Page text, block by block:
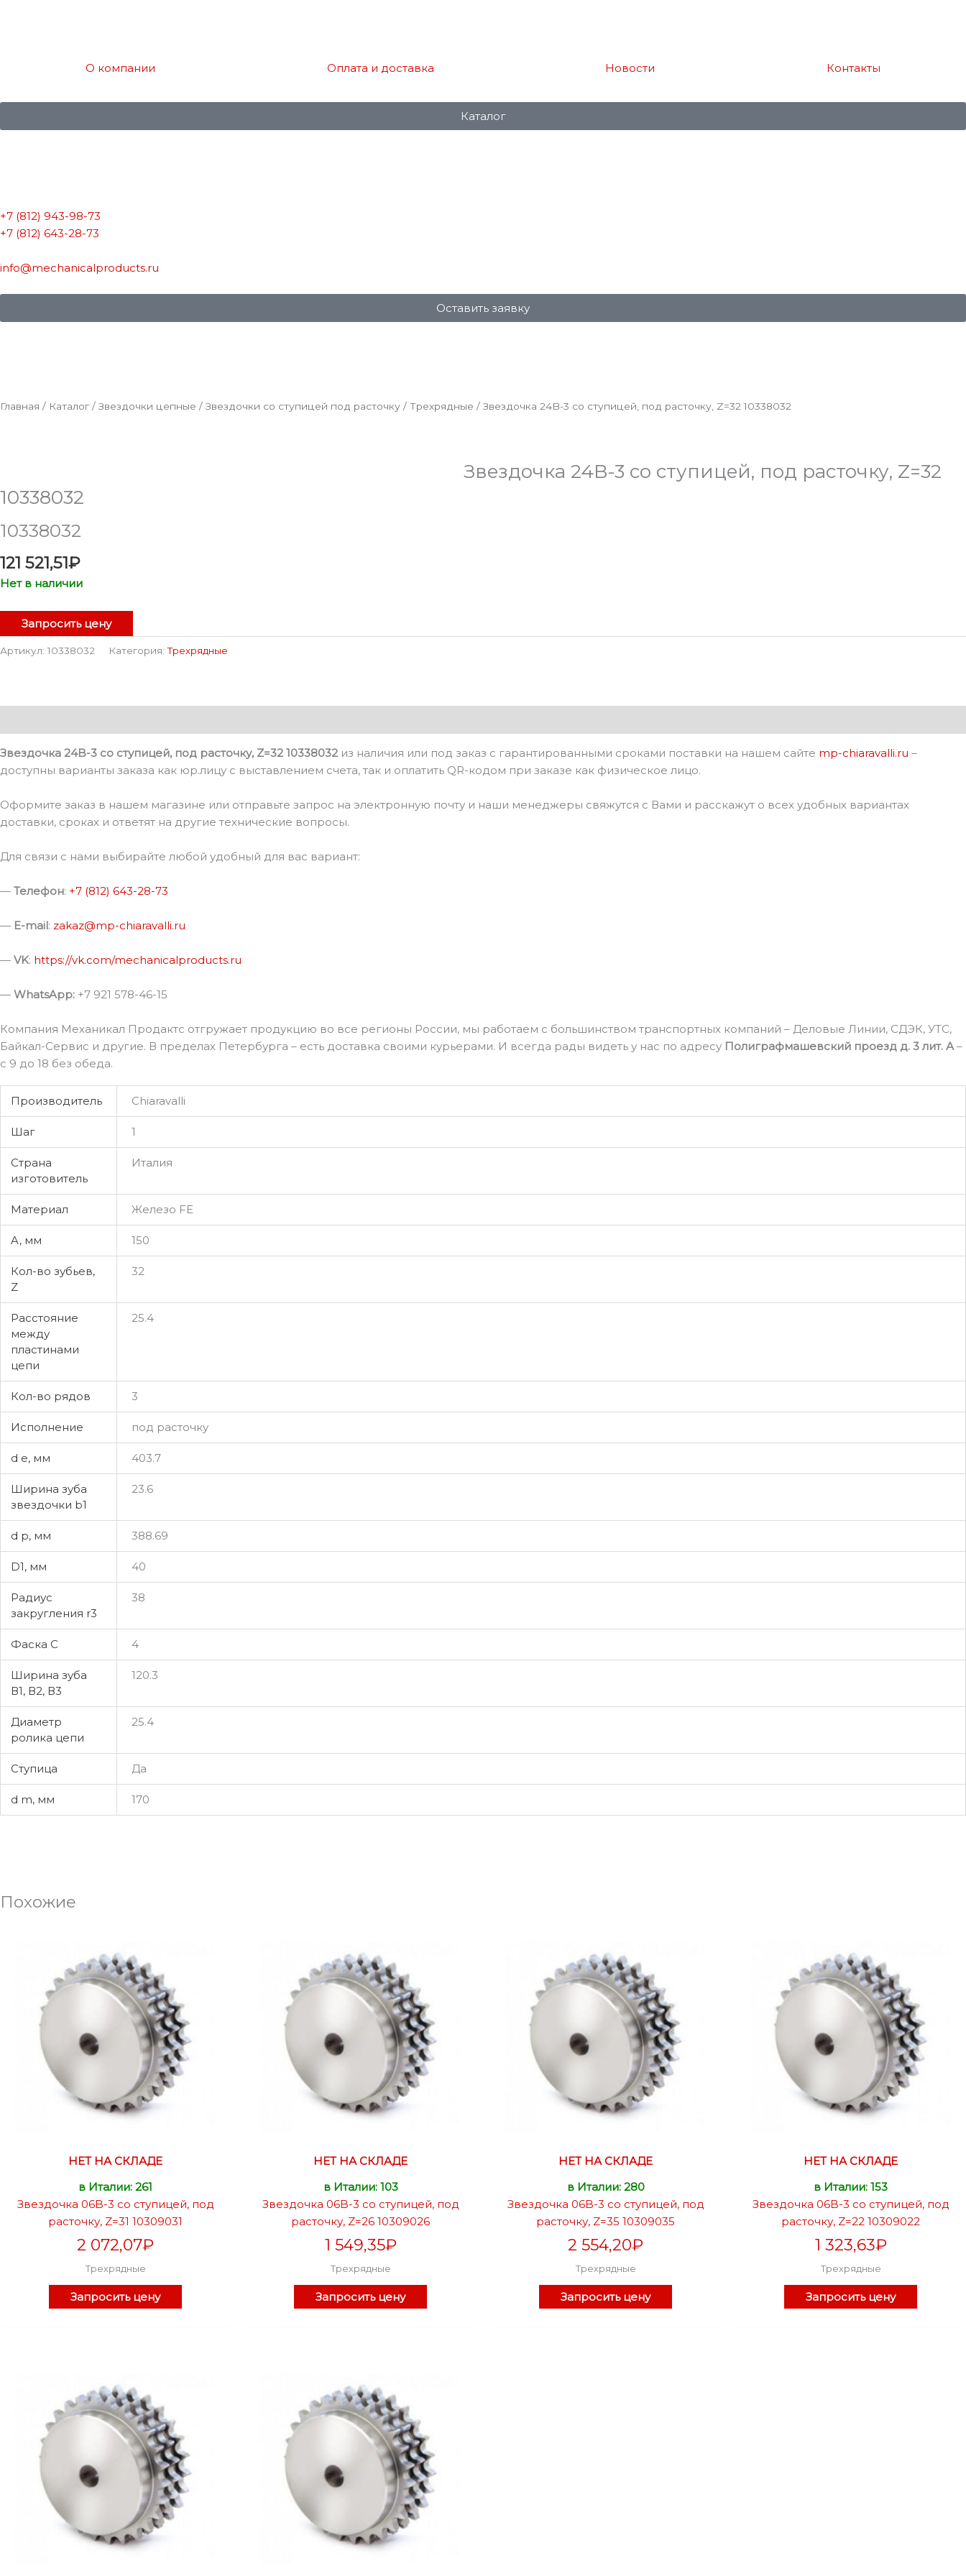
О компании
Оплата и доставка Новости Контакты
Каталог
+7 (812) 943-98-73
+7 (812) 643-28-73
info@mechanicalproducts.ru
Оставить заявку
Главная / Каталог / Звездочки цепные / Звездочки со ступицей под расточку / Трехрядные / Звездочка 24B-3 со ступицей, под расточку, Z=32 10338032
Звездочка 24B-3 со ступицей, под расточку, Z=32
10338032
10338032
121 521,51₽
Нет в наличии
Запросить цену
Артикул: 10338032 Категория:Трехрядные
Звездочка 24B-3 со ступицей, под расточку, Z=32 10338032 из наличия или под заказ с гарантированными сроками поставки на нашем сайте mp-chiaravalli.ru –
доступны варианты заказа как юр.лицу с выставлением счета, так и оплатить QR-кодом при заказе как физическое лицо.
Оформите заказ в нашем магазине или отправьте запрос на электронную почту и наши менеджеры свяжутся с Вами и расскажут о всех удобных вариантах
доставки, сроках и ответят на другие технические вопросы.
Для связи с нами выбирайте любой удобный для вас вариант:
— Телефон: +7 (812) 643-28-73
— E-mail: zakaz@mp-chiaravalli.ru
— VK: https://vk.com/mechanicalproducts.ru
— WhatsApp: +7 921 578-46-15
Компания Механикал Продактс отгружает продукцию во все регионы России, мы работаем с большинством транспортных компаний – Деловые Линии, СДЭК, УТС,
Байкал-Сервис и другие. В пределах Петербурга – есть доставка своими курьерами. И всегда рады видеть у нас по адресу Полиграфмашевский проезд д. 3 лит. А –
с 9 до 18 без обеда.
Производитель Chiaravalli
Шаг 1
Страна
изготовитель
Италия
Материал Железо FE
A, мм 150
Кол-во зубьев,
Z
32
Расстояние
между
пластинами
цепи
25.4
Кол-во рядов 3
Исполнение под расточку
d e, мм 403.7
Ширина зуба
звездочки b1
23.6
d p, мм 388.69
D1, мм 40
Радиус
закругления r3
38
Фаска C 4
Ширина зуба
В1, В2, В3
120.3
Диаметр
ролика цепи
25.4
Ступица Да
d m, мм 170
Похожие
НЕТ НА СКЛАДЕ
в Италии: 261
Звездочка 06B-3 со ступицей, под
расточку, Z=31 10309031
2 072,07₽
Трехрядные
Запросить цену
НЕТ НА СКЛАДЕ
в Италии: 103
Звездочка 06B-3 со ступицей, под
расточку, Z=26 10309026
1 549,35₽
Трехрядные
Запросить цену
НЕТ НА СКЛАДЕ
в Италии: 280
Звездочка 06B-3 со ступицей, под
расточку, Z=35 10309035
2 554,20₽
Трехрядные
Запросить цену
НЕТ НА СКЛАДЕ
в Италии: 153
Звездочка 06B-3 со ступицей, под
расточку, Z=22 10309022
1 323,63₽
Трехрядные
Запросить цену